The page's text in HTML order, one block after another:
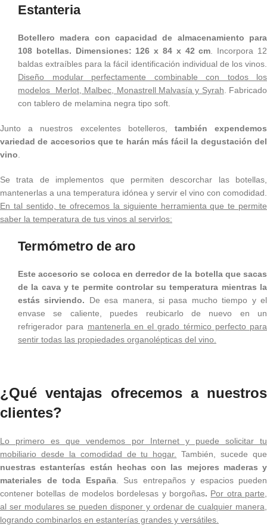
Estanteria
Botellero madera con capacidad de almacenamiento para
108 botellas. Dimensiones: 126 x 84 x 42 cm . Incorpora 12
baldas extraíbles para la fácil identificación individual de los vinos.
Diseño modular perfectamente combinable con todos los
modelos Merlot, Malbec, Monastrell Malvasía y Syrah . Fabricado
con tablero de melamina negra tipo soft.
Junto a nuestros excelentes botelleros, también expendemos
variedad de accesorios que te harán más fácil la degustación del
vino
Se trata de implementos que permiten descorchar las botellas,
mantenerlas a una temperatura idónea y servir el vino con comodidad.
En tal sentido, te ofrecemos la siguiente herramienta que te permite
saber la temperatura de tus vinos al servirlos:
Termómetro de aro
Este accesorio se coloca en derredor de la botella que sacas
de la cava y te permite controlar su temperatura mientras la
estás sirviendo. De esa manera, si pasa mucho tiempo y el
envase se caliente, puedes reubicarlo de nuevo en un
refrigerador para mantenerla en el grado térmico perfecto para
sentir todas las propiedades organolépticas del vino.
¿Qué ventajas ofrecemos a nuestros
clientes?
Lo primero es que vendemos por Internet y puede solicitar tu
mobiliario desde la comodidad de tu hogar.
También, sucede que
nuestras estanterías están hechas con las mejores maderas y
materiales de toda España. Sus entrepaños y espacios pueden
contener botellas de modelos bordelesas y borgoñas. Por otra parte,
al ser modulares se pueden disponer y ordenar de cualquier manera,
logrando combinarlos en estanterías grandes y versátiles.